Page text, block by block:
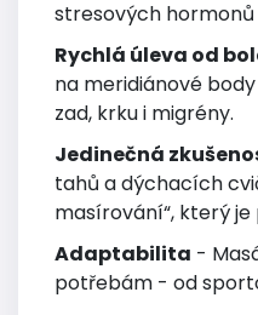
stresových
Rychlá úleva od
na meridiánové
zad, krku i migrény.
Jedinečná
tahů a dýchacích
masírování“, který
Adaptabilita -
potřebám - od